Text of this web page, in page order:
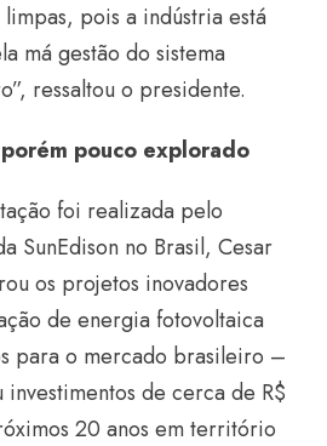
pois a indústria está
má gestão do sistema
ressaltou o presidente.
pouco explorado
foi realizada pelo
SunEdison no Brasil, Cesar
os projetos inovadores
de energia fotovoltaica
para o mercado brasileiro –
de cerca de R$
20 anos em território